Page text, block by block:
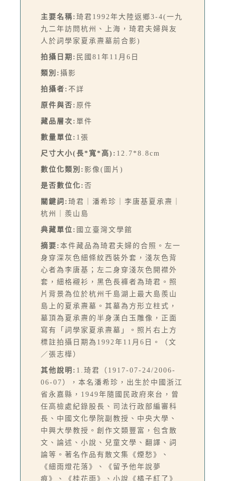
主要名稱: 琦君1992年大陸返鄉3-4(一九
九二年訪問杭州、上海，琦君夫婦與友
人於詞學家夏承燾墓前合影)
拍攝日期: 民國81年11月6日
類別: 攝影
拍攝者: 不詳
原件與否: 原件
藏品層次: 單件
數量單位: 1張
尺寸大小(長*寬*高): 12.7*8.8cm
數位化類別: 影像(圖片)
是否數位化: 否
關鍵詞: 琦君｜潘希珍｜李唐基夏承燾｜
杭州｜羨山島
典藏單位: 國立臺灣文學館
摘要: 本件藏品為琦君夫婦的合照。左一
身穿深灰色細條紋西裝外套，淺灰色背
心者為李唐基；左二身穿淺灰色開襟外
套，細格襯衫，黑色長褲者為琦君。照
片背景為位於杭州千島湖上最大島羨山
島上的夏承燾墓。其墓為方形立柱式，
墓頂為夏承燾的半身漢白玉雕像，正面
寫有「詞學家夏承燾墓」。照片右上方
標註拍攝日期為1992年11月6日。（文
／張志樺）
其他說明: 1.琦君（1917-07-24/2006-
06-07），本名潘希珍，出生於中國浙江
省永嘉縣，1949年隨國民政府來台，曾
任高檢處紀錄股長、司法行政部編審科
長、中國文化學院副教授、中央大學、
中興大學教授。創作文類豐富，包含散
文、論述、小說、兒童文學、翻譯、詞
論等。著名作品有散文集《煙愁》、
《細雨燈花落》、《留予他年說夢
痕》、《桂花雨》、小說《橘子紅了》